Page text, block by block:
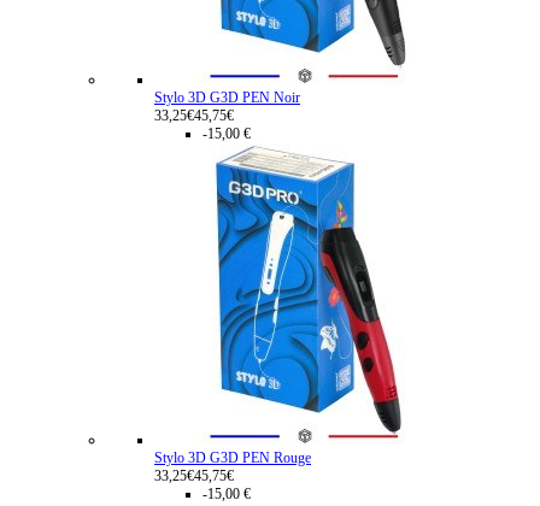
Stylo 3D G3D PEN Noir
33,25€45,75€
-15,00 €
Stylo 3D G3D PEN Rouge
33,25€45,75€
-15,00 €